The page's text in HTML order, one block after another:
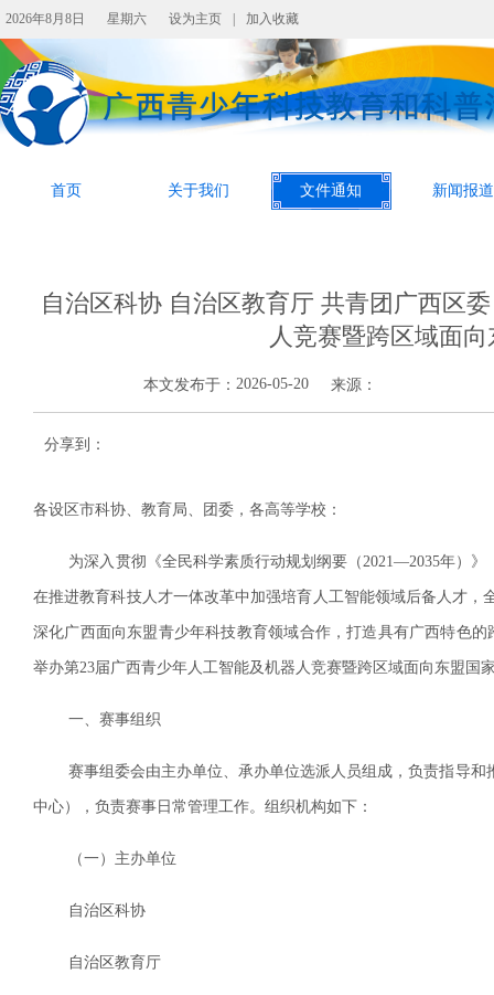
2026年8月8日 星期六 设为主页 加入收藏
首页 关于我们 文件通知 新闻报道
自治区科协 自治区教育厅 共青团广西区
人竞赛暨跨区域面
本文发布于： 2026-05-20 来源：
分享到：
各设区市科协、教育局、团委，各高等学校：
为深入贯彻《全民科学素质行动规划纲要（2021—2035年）》
在推进教育科技人才一体改革中加强培育人工智能领域后备人才
深化广西面向东盟青少年科技教育领域合作，打造具有广西特色
举办第23届广西青少年人工智能及机器人竞赛暨跨区域面向东盟国
一、赛事组织
赛事组委会由主办单位、承办单位选派人员组成，负责指导和
中心），负责赛事日常管理工作。组织机构如下：
（一）主办单位
自治区科协
自治区教育厅